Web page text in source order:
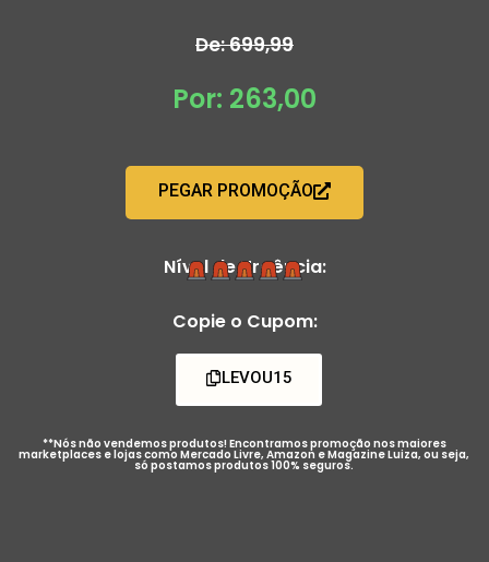
De: 699,99
Por: 263,00
PEGAR PROMOÇÃO
Nível de Urgência:
Copie o Cupom:
LEVOU15
**Nós não vendemos produtos! Encontramos promoção nos maiores
marketplaces e lojas como Mercado Livre, Amazon e Magazine Luiza, ou seja,
só postamos produtos 100% seguros.